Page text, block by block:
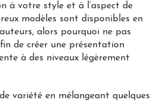
à votre style et à l’aspect de
modèles sont disponibles en
alors pourquoi ne pas
de créer une présentation
à des niveaux légèrement
variété en mélangeant quelques